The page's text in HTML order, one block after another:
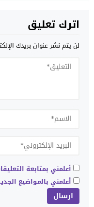
اترك تعليق
لن يتم نشر عنوان بريدك
أعلمني بمتابعة
أعلمني بالمواضيع